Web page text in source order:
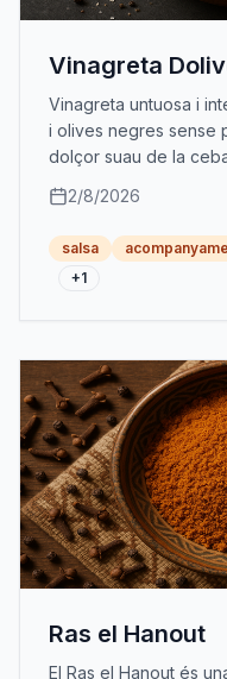
Vinagreta
Vinagreta untuosa i
i olives negres sense
dolçor suau de la
2/8/2026
salsa
+1
Ras el Hanout
El Ras el Hanout és